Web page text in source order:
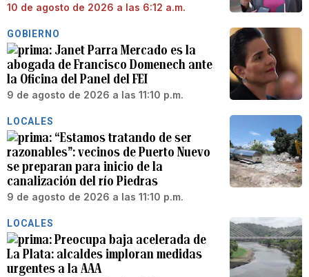
10 de agosto de 2026 a las 6:12 a.m.
GOBIERNO
Janet Parra Mercado es la
abogada de Francisco Domenech ante
la Oficina del Panel del FEI
9 de agosto de 2026 a las 11:10 p.m.
LOCALES
“Estamos tratando de ser
razonables”: vecinos de Puerto Nuevo
se preparan para inicio de la
canalización del río Piedras
9 de agosto de 2026 a las 11:10 p.m.
LOCALES
Preocupa baja acelerada de
La Plata: alcaldes imploran medidas
urgentes a la AAA